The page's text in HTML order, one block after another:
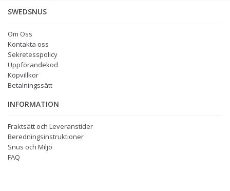
SWEDSNUS
Om Oss
Kontakta oss
Sekretesspolicy
Uppförandekod
Köpvillkor
Betalningssätt
INFORMATION
Fraktsätt och Leveranstider
Beredningsinstruktioner
Snus och Miljö
FAQ